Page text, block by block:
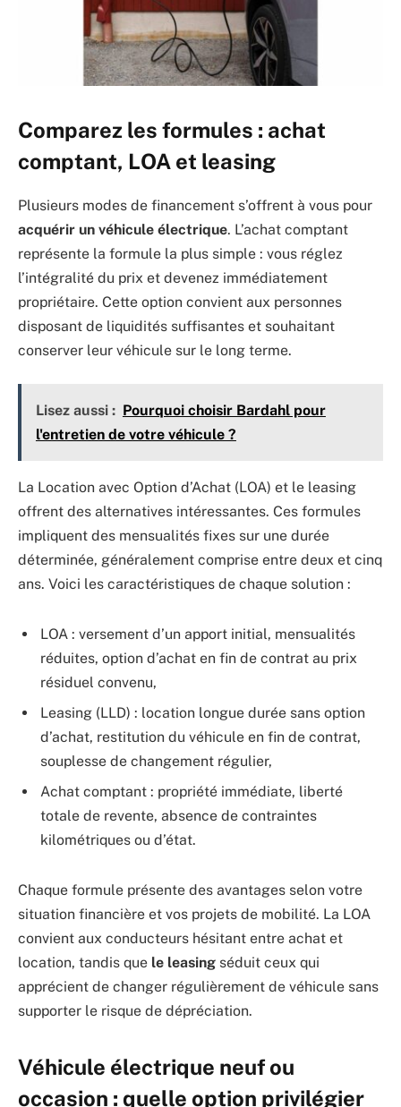
Comparez les formules : achat
comptant, LOA et leasing
Plusieurs modes de financement s’offrent à vous pour
acquérir un véhicule électrique. L’achat comptant
représente la formule la plus simple : vous réglez
l’intégralité du prix et devenez immédiatement
propriétaire. Cette option convient aux personnes
disposant de liquidités suffisantes et souhaitant
conserver leur véhicule sur le long terme.
Lisez aussi : Pourquoi choisir Bardahl pour
l'entretien de votre véhicule ?
La Location avec Option d’Achat (LOA) et le leasing
offrent des alternatives intéressantes. Ces formules
impliquent des mensualités fixes sur une durée
déterminée, généralement comprise entre deux et cinq
ans. Voici les caractéristiques de chaque solution :
LOA : versement d’un apport initial, mensualités
réduites, option d’achat en fin de contrat au prix
résiduel convenu,
Leasing (LLD) : location longue durée sans option
d’achat, restitution du véhicule en fin de contrat,
souplesse de changement régulier,
Achat comptant : propriété immédiate, liberté
totale de revente, absence de contraintes
kilométriques ou d’état.
Chaque formule présente des avantages selon votre
situation financière et vos projets de mobilité. La LOA
convient aux conducteurs hésitant entre achat et
location, tandis que le leasing séduit ceux qui
apprécient de changer régulièrement de véhicule sans
supporter le risque de dépréciation.
Véhicule électrique neuf ou
occasion : quelle option privilégier